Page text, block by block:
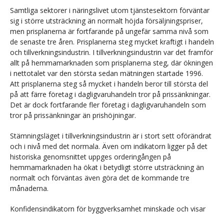
Samtliga sektorer i näringslivet utom tjänstesektorn förväntar
sig i större utsträckning än normalt höjda försäljningspriser,
men prisplanerna är fortfarande på ungefär samma nivå som
de senaste tre åren. Prisplanerna steg mycket kraftigt i handeln
och tillverkningsindustrin. I tillverkningsindustrin var det framför
allt på hemmamarknaden som prisplanerna steg, där ökningen
i nettotalet var den största sedan mätningen startade 1996.
Att prisplanerna steg så mycket i handeln beror till största del
på att färre företag i dagligvaruhandeln tror på prissänkningar.
Det är dock fortfarande fler företag i dagligvaruhandeln som
tror på prissänkningar än prishöjningar.
Stämningsläget i tillverkningsindustrin är i stort sett oförändrat
och i nivå med det normala. Även om indikatorn ligger på det
historiska genomsnittet uppges orderingången på
hemmamarknaden ha ökat i betydligt större utsträckning än
normalt och förväntas även göra det de kommande tre
månaderna.
Konfidensindikatorn för byggverksamhet minskade och visar